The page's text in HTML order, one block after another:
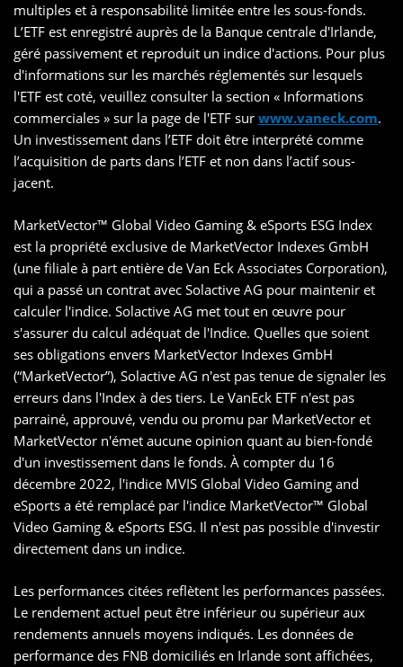
multiples et à responsabilité limitée entre les sous-fonds.
L’ETF est enregistré auprès de la Banque centrale d'Irlande,
géré passivement et reproduit un indice d'actions. Pour plus
d'informations sur les marchés réglementés sur lesquels
l'ETF est coté, veuillez consulter la section « Informations
commerciales » sur la page de l'ETF sur www.vaneck.com.
Un investissement dans l’ETF doit être interprété comme
l’acquisition de parts dans l’ETF et non dans l’actif sous-
jacent.
MarketVector™️ Global Video Gaming & eSports ESG Index
est la propriété exclusive de MarketVector Indexes GmbH
(une filiale à part entière de Van Eck Associates Corporation),
qui a passé un contrat avec Solactive AG pour maintenir et
calculer l'indice. Solactive AG met tout en œuvre pour
s'assurer du calcul adéquat de l'Indice. Quelles que soient
ses obligations envers MarketVector Indexes GmbH
(“MarketVector”), Solactive AG n'est pas tenue de signaler les
erreurs dans l'Index à des tiers. Le VanEck ETF n'est pas
parrainé, approuvé, vendu ou promu par MarketVector et
MarketVector n'émet aucune opinion quant au bien-fondé
d'un investissement dans le fonds. À compter du 16
décembre 2022, l'indice MVIS Global Video Gaming and
eSports a été remplacé par l'indice MarketVector™️ Global
Video Gaming & eSports ESG. Il n'est pas possible d'investir
directement dans un indice.
Les performances citées reflètent les performances passées.
Le rendement actuel peut être inférieur ou supérieur aux
rendements annuels moyens indiqués. Les données de
performance des FNB domiciliés en Irlande sont affichées,